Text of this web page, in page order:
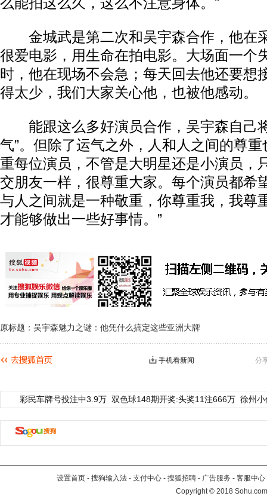
金城武是第二次和吴宇森合作，他在
很爱电影，用生命在拍电影。大场面一个
时，他在现场不会急；每天回去他还要想
得太少，我们大家关心他，也被他感动。
能跟这么多好演员合作，吴宇森自己
气”。但除了运气之外，人和人之间的尊重
重每位演员，不管是大明星还是小演员，
交朋友一样，很尊重大家。每个演员都希
与人之间就是一种敬重，你尊重我，我尊
才能够做出一些好事情。”
原标题：吴宇森魅力之谜：他凭什么搞定这些亚洲大牌
分
手机看新闻
彩民车牌号投注中3.9万 双色球148期开奖:头奖11注666万 徐州
设置首页 - 搜狗输入法 - 支付中心 - 搜狐招聘 - 广告服务 - 客服中心
Copyright©2018